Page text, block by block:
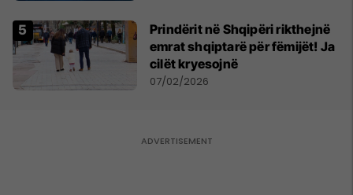
Prindërit në Shqipëri rikthejnë
emrat shqiptarë për fëmijët! Ja
cilët kryesojnë
07/02/2026